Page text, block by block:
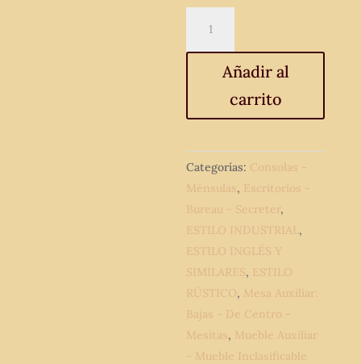
antigua
estilo
Rústico
Mueble
Entrada
Secreter
antiguo
Industrial.
cantidad
Añadir al
carrito
Categorías: Consolas -
Ménsulas, Escritorios -
Bureau - Secreter,
ESTILO INDUSTRIAL,
ESTILO INGLÉS Y
SIMILARES, ESTILO
RÚSTICO, Mesa Auxiliar:
Bajas - De Centro -
Mesitas, Mueble Auxiliar
- Mueble Inclasificable